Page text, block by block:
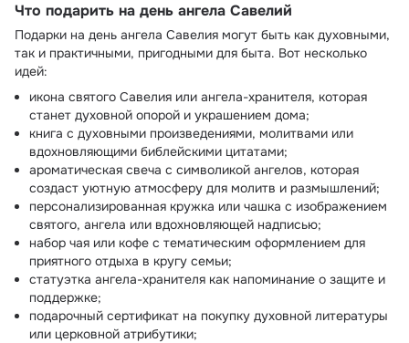
Что подарить на день ангела Савелий
Подарки на день ангела Савелия могут быть как духовными,
так и практичными, пригодными для быта. Вот несколько
идей:
икона святого Савелия или ангела-хранителя, которая
станет духовной опорой и украшением дома;
книга с духовными произведениями, молитвами или
вдохновляющими библейскими цитатами;
ароматическая свеча с символикой ангелов, которая
создаст уютную атмосферу для молитв и размышлений;
персонализированная кружка или чашка с изображением
святого, ангела или вдохновляющей надписью;
набор чая или кофе с тематическим оформлением для
приятного отдыха в кругу семьи;
статуэтка ангела-хранителя как напоминание о защите и
поддержке;
подарочный сертификат на покупку духовной литературы
или церковной атрибутики;